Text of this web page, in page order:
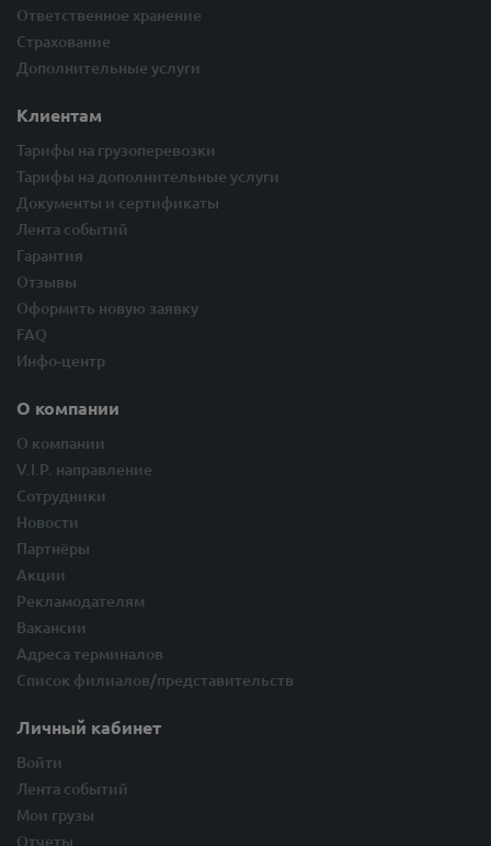
Ответственное хранение
Страхование
Дополнительные услуги
Клиентам
Тарифы на грузоперевозки
Тарифы на дополнительные услуги
Документы и сертификаты
Лента событий
Гарантия
Отзывы
Оформить новую заявку
FAQ
Инфо-центр
О компании
О компании
V.I.P. направление
Сотрудники
Новости
Партнёры
Акции
Рекламодателям
Вакансии
Адреса терминалов
Список филиалов/представительств
Личный кабинет
Войти
Лента событий
Мои грузы
Отчеты